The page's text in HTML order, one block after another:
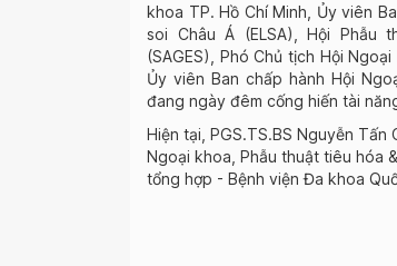
khoa TP. Hồ Chí Minh, Ủy viên
soi Châu Á (ELSA), Hội Phẫu
(SAGES), Phó Chủ tịch Hội
Ủy viên Ban chấp hành Hội
đang ngày đêm cống hiến tài
Hiện tại, PGS.TS.BS Nguyễn
Ngoại khoa, Phẫu thuật tiêu hóa
tổng hợp - Bệnh viện Đa khoa